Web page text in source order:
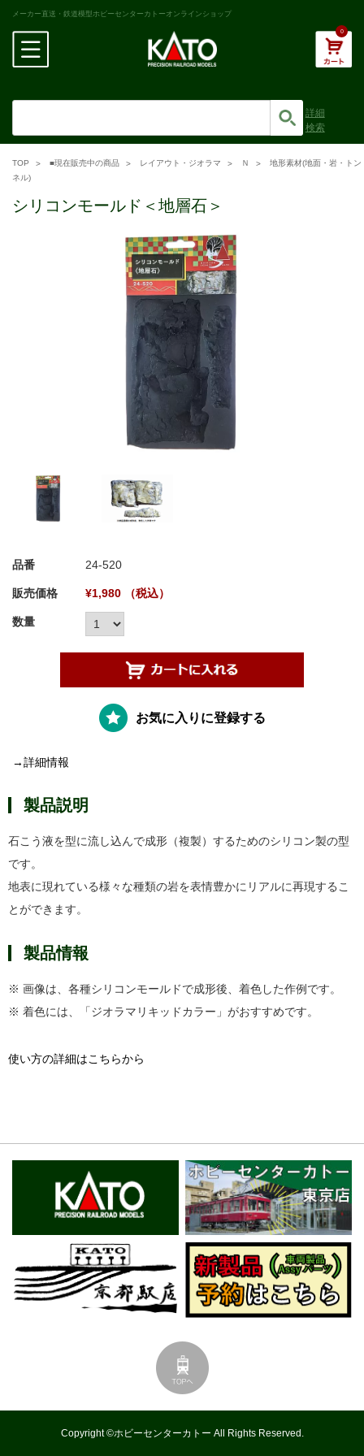
メーカー直送・鉄道模型ホビーセンターカトーオンラインショップ
0
詳細
検索
TOP ■現在販売中の商品 レイアウト・ジオラマ Ｎ
地形素材(地面・岩・トン
ネル)
シリコンモールド＜地層石＞
品番 24-520
販売価格 ¥1,980 （税込）
数量
お気に入りに登録する
→詳細情報
製品説明
石こう液を型に流し込んで成形（複製）するためのシリコン製の型
です。
地表に現れている様々な種類の岩を表情豊かにリアルに再現するこ
とができます。
製品情報
※ 画像は、各種シリコンモールドで成形後、着色した作例です。
※ 着色には、「ジオラマリキッドカラー」がおすすめです。
使い方の詳細はこちらから
Copyright ©ホビーセンターカトー All Rights Reserved.